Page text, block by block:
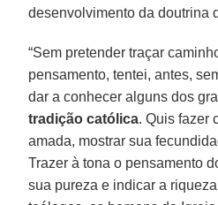
desenvolvimento da doutrina
“Sem pretender traçar
pensamento, tentei, antes,
dar a conhecer alguns dos
tradição católica. Quis fazer
amada, mostrar sua
Trazer à tona o pensamento
sua pureza e indicar a